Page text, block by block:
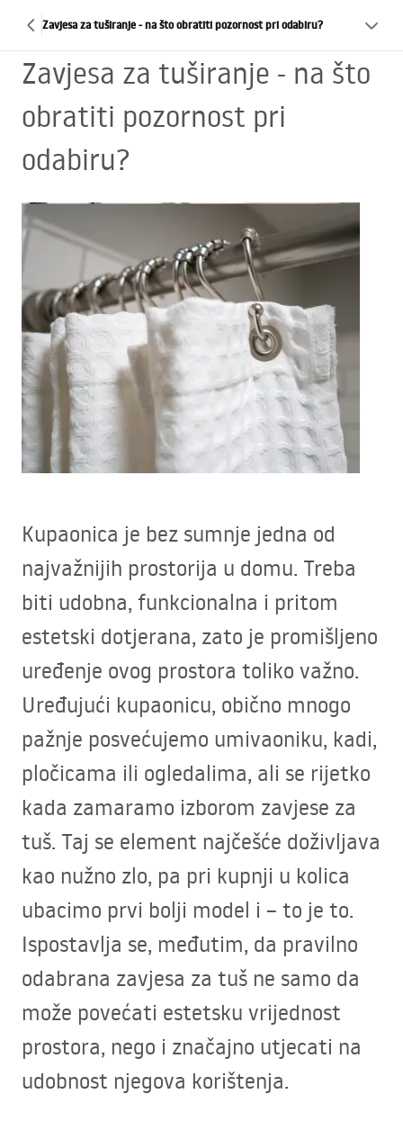
Zavjesa za tuširanje - na što obratiti pozornost pri odabiru?
Zavjesa za tuširanje - na što
obratiti pozornost pri
odabiru?
Kupaonica je bez sumnje jedna od
najvažnijih prostorija u domu. Treba
biti udobna, funkcionalna i pritom
estetski dotjerana, zato je promišljeno
uređenje ovog prostora toliko važno.
Uređujući kupaonicu, obično mnogo
pažnje posvećujemo umivaoniku, kadi,
pločicama ili ogledalima, ali se rijetko
kada zamaramo izborom zavjese za
tuš. Taj se element najčešće doživljava
kao nužno zlo, pa pri kupnji u kolica
ubacimo prvi bolji model i – to je to.
Ispostavlja se, međutim, da pravilno
odabrana zavjesa za tuš ne samo da
može povećati estetsku vrijednost
prostora, nego i značajno utjecati na
udobnost njegova korištenja.